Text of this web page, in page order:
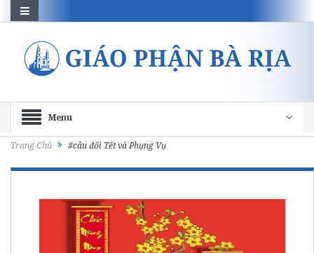
Menu
Trang Chủ #câu đối Tết và Phụng Vụ